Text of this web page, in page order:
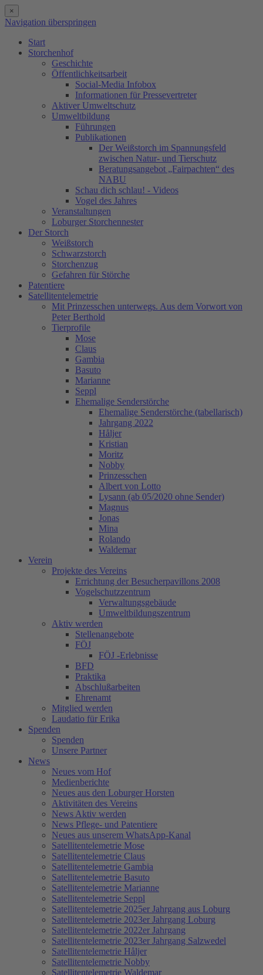
×
Navigation überspringen
Start
Storchenhof
Geschichte
Öffentlichkeitsarbeit
Social-Media Infobox
Informationen für Pressevertreter
Aktiver Umweltschutz
Umweltbildung
Führungen
Publikationen
Der Weißstorch im Spannungsfeld
zwischen Natur- und Tierschutz
Beratungsangebot „Fairpachten“ des
NABU
Schau dich schlau! - Videos
Vogel des Jahres
Veranstaltungen
Loburger Storchennester
Der Storch
Weißstorch
Schwarzstorch
Storchenzug
Gefahren für Störche
Patentiere
Satellitentelemetrie
Mit Prinzesschen unterwegs. Aus dem Vorwort von
Peter Berthold
Tierprofile
Mose
Claus
Gambia
Basuto
Marianne
Seppl
Ehemalige Senderstörche
Ehemalige Senderstörche (tabellarisch)
Jahrgang 2022
Håljer
Kristian
Moritz
Nobby
Prinzesschen
Albert von Lotto
Lysann (ab 05/2020 ohne Sender)
Magnus
Jonas
Mina
Rolando
Waldemar
Verein
Projekte des Vereins
Errichtung der Besucherpavillons 2008
Vogelschutzzentrum
Verwaltungsgebäude
Umweltbildungszentrum
Aktiv werden
Stellenangebote
FÖJ
FÖJ -Erlebnisse
BFD
Praktika
Abschlußarbeiten
Ehrenamt
Mitglied werden
Laudatio für Erika
Spenden
Spenden
Unsere Partner
News
Neues vom Hof
Medienberichte
Neues aus den Loburger Horsten
Aktivitäten des Vereins
News Aktiv werden
News Pflege- und Patentiere
Neues aus unserem WhatsApp-Kanal
Satellitentelemetrie Mose
Satellitentelemetrie Claus
Satellitentelemetrie Gambia
Satellitentelemetrie Basuto
Satellitentelemetrie Marianne
Satellitentelemetrie Seppl
Satellitentelemetrie 2025er Jahrgang aus Loburg
Satellitentelemetrie 2023er Jahrgang Loburg
Satellitentelemetrie 2022er Jahrgang
Satellitentelemetrie 2023er Jahrgang Salzwedel
Satellitentelemetrie Håljer
Satellitentelemetrie Nobby
Satellitentelemetrie Waldemar